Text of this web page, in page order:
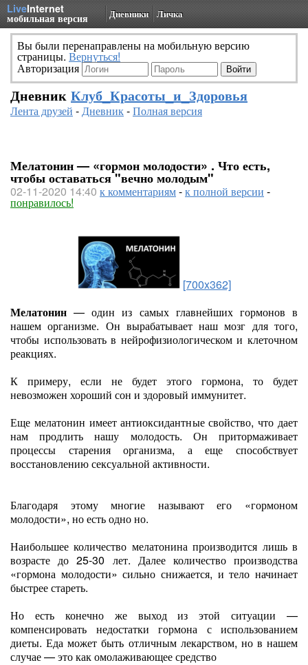
LiveInternet
мобильная версия Дневники Личка
Вы были перенаправлены на мобильную версию
страницы. Вернуться!
Авторизация
Дневник Клуб_Красоты_и_Здоровья
Лента друзей -Дневник-Полная версия
Мелатонин — «гормон молодости» . Что есть,
чтобы оставаться "вечно молодым"
02-11-2020 14:40 к комментариям-к полной версии -
понравилось!
[700x362]
Мелатонин— один из самых главнейших гормонов в
нашем организме. Он вырабатывает наш мозг для того,
чтобы использовать в нейрофизиологическом и клеточном
реакциях.
К примеру, если не будет этого гормона, то будет
невозможен хороший сон и здоровый иммунитет.
Еще мелатонин имеет антиоксидантные свойство, что дает
нам продлить нашу молодость. Он притормаживает
процессы старения организма, а еще способствует
восстановлению сексуальной активности.
Благодаря этому многие называют его «гормоном
молодости», но есть одно но.
Наибольшее количество мелатонина производится лишь в
возрасте до 25-30 лет. Далее количество производства
«гормона молодости» сильно снижается, и тело начинает
быстрее стареть.
Но есть конечно же выход из этой ситуации —
компенсировать недостатки гормона с использованием
диеты. Еда может быть отличным лекарством, но в нашем
случае — это как омолаживающее средство